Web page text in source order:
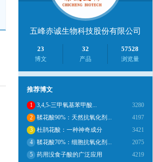
五峰赤诚生物科技股份有限公司
23
博文
32
产品
57528
浏览量
推荐博文
1 3,4,5-三甲氧基苯甲酸...
3280
2
鞣花酸90%：天然抗氧化剂...
4197
3
杜鹃花酸：一种神奇成分
3421
4
鞣花酸70%：细胞抗氧化剂...
2075
5
药用没食子酸的广泛应用
4219